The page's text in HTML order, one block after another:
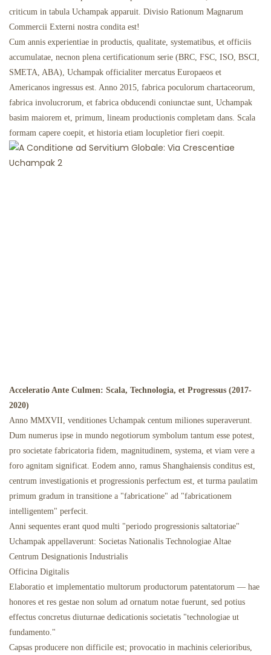
criticum in tabula Uchampak apparuit. Divisio Rationum Magnarum
Commercii Externi nostra condita est!
Cum annis experientiae in productis, qualitate, systematibus, et officiis
accumulatae, necnon plena certificationum serie (BRC, FSC, ISO, BSCI,
SMETA, ABA), Uchampak officialiter mercatus Europaeos et
Americanos ingressus est. Anno 2015, fabrica poculorum chartaceorum,
fabrica involucrorum, et fabrica obducendi coniunctae sunt, Uchampak
basim maiorem et, primum, lineam productionis completam dans. Scala
formam capere coepit, et historia etiam locupletior fieri coepit.
Acceleratio Ante Culmen: Scala, Technologia, et Progressus (2017-
2020)
Anno MMXVII, venditiones Uchampak centum miliones superaverunt.
Dum numerus ipse in mundo negotiorum symbolum tantum esse potest,
pro societate fabricatoria fidem, magnitudinem, systema, et viam vere a
foro agnitam significat. Eodem anno, ramus Shanghaiensis conditus est,
centrum investigationis et progressionis perfectum est, et turma paulatim
primum gradum in transitione a "fabricatione" ad "fabricationem
intelligentem" perfecit.
Anni sequentes erant quod multi "periodo progressionis saltatoriae"
Uchampak appellaverunt: Societas Nationalis Technologiae Altae
Centrum Designationis Industrialis
Officina Digitalis
Elaboratio et implementatio multorum productorum patentatorum — hae
honores et res gestae non solum ad ornatum notae fuerunt, sed potius
effectus concretus diuturnae dedicationis societatis "technologiae ut
fundamento."
Capsas producere non difficile est; provocatio in machinis celerioribus,